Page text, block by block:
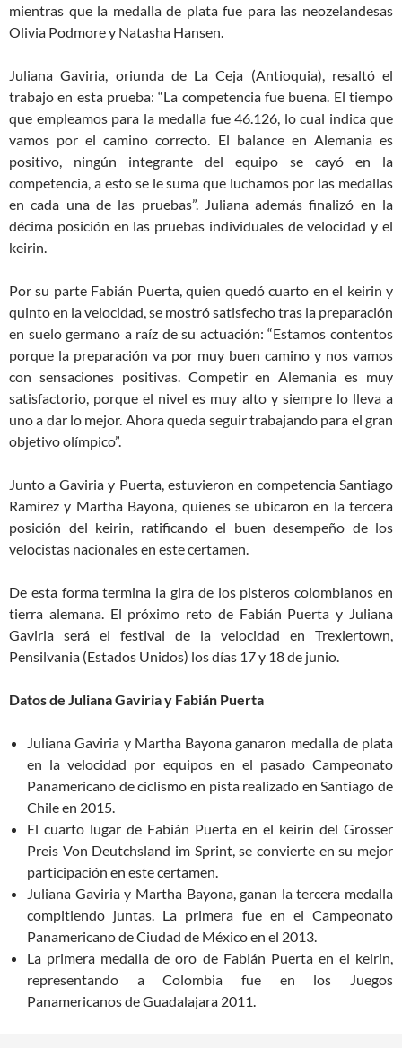
mientras que la medalla de plata fue para las neozelandesas
Olivia Podmore y Natasha Hansen.
Juliana Gaviria, oriunda de La Ceja (Antioquia), resaltó el
trabajo en esta prueba: “La competencia fue buena. El tiempo
que empleamos para la medalla fue 46.126, lo cual indica que
vamos por el camino correcto. El balance en Alemania es
positivo, ningún integrante del equipo se cayó en la
competencia, a esto se le suma que luchamos por las medallas
en cada una de las pruebas”. Juliana además finalizó en la
décima posición en las pruebas individuales de velocidad y el
keirin.
Por su parte Fabián Puerta, quien quedó cuarto en el keirin y
quinto en la velocidad, se mostró satisfecho tras la preparación
en suelo germano a raíz de su actuación: “Estamos contentos
porque la preparación va por muy buen camino y nos vamos
con sensaciones positivas. Competir en Alemania es muy
satisfactorio, porque el nivel es muy alto y siempre lo lleva a
uno a dar lo mejor. Ahora queda seguir trabajando para el gran
objetivo olímpico”.
Junto a Gaviria y Puerta, estuvieron en competencia Santiago
Ramírez y Martha Bayona, quienes se ubicaron en la tercera
posición del keirin, ratificando el buen desempeño de los
velocistas nacionales en este certamen.
De esta forma termina la gira de los pisteros colombianos en
tierra alemana. El próximo reto de Fabián Puerta y Juliana
Gaviria será el festival de la velocidad en Trexlertown,
Pensilvania (Estados Unidos) los días 17 y 18 de junio.
Datos de Juliana Gaviria y Fabián Puerta
Juliana Gaviria y Martha Bayona ganaron medalla de plata
en la velocidad por equipos en el pasado Campeonato
Panamericano de ciclismo en pista realizado en Santiago de
Chile en 2015.
El cuarto lugar de Fabián Puerta en el keirin del Grosser
Preis Von Deutchsland im Sprint, se convierte en su mejor
participación en este certamen.
Juliana Gaviria y Martha Bayona, ganan la tercera medalla
compitiendo juntas. La primera fue en el Campeonato
Panamericano de Ciudad de México en el 2013.
La primera medalla de oro de Fabián Puerta en el keirin,
representando a Colombia fue en los Juegos
Panamericanos de Guadalajara 2011.